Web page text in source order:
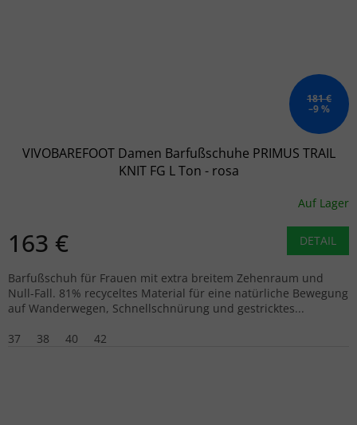
181 €
–9 %
VIVOBAREFOOT Damen Barfußschuhe PRIMUS TRAIL
KNIT FG L Ton - rosa
Auf Lager
163 € DETAIL
Barfußschuh für Frauen mit extra breitem Zehenraum und
Null-Fall. 81% recyceltes Material für eine natürliche Bewegung
auf Wanderwegen, Schnellschnürung und gestricktes...
37
38 40 42